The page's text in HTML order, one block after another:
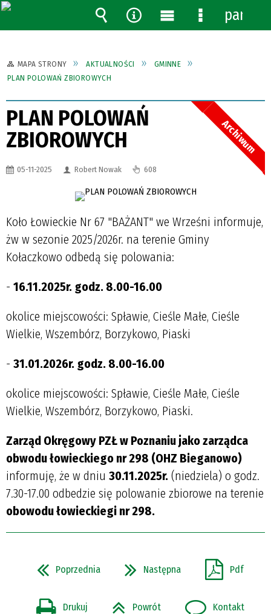
MAPA STRONY AKTUALNOŚCI
GMINNE
PLAN POLOWAŃ ZBIOROWYCH
PLAN POLOWAŃ
ZBIOROWYCH
05-11-2025 Robert Nowak 608
Archiwum
Koło Łowieckie Nr 67 "BAŻANT" we Wrześni informuje,
żw w sezonie 2025/2026r. na terenie Gminy
Kołaczkowo odbedą się polowania:
- 16.11.2025r. godz. 8.00-16.00
okolice miejscowości: Spławie, Cieśle Małe, Cieśle
Wielkie, Wszembórz, Borzykowo, Piaski
- 31.01.2026r. godz. 8.00-16.00
okolice miejscowości: Spławie, Cieśle Małe, Cieśle
Wielkie, Wszembórz, Borzykowo, Piaski.
Zarząd Okręgowy PZŁ w Poznaniu jako zarządca
obwodu łowieckiego nr 298 (OHZ Bieganowo)
informuję, że w dniu 30.11.2025r. (niedziela) o godz.
7.30-17.00 odbedzie się polowanie zbiorowe na terenie
obowodu łowieckiegi nr 298.
Poprzednia Następna Pdf
Drukuj Powrót Kontakt
Wyszukiwarka
Narzędzia
MenuMenu
panel